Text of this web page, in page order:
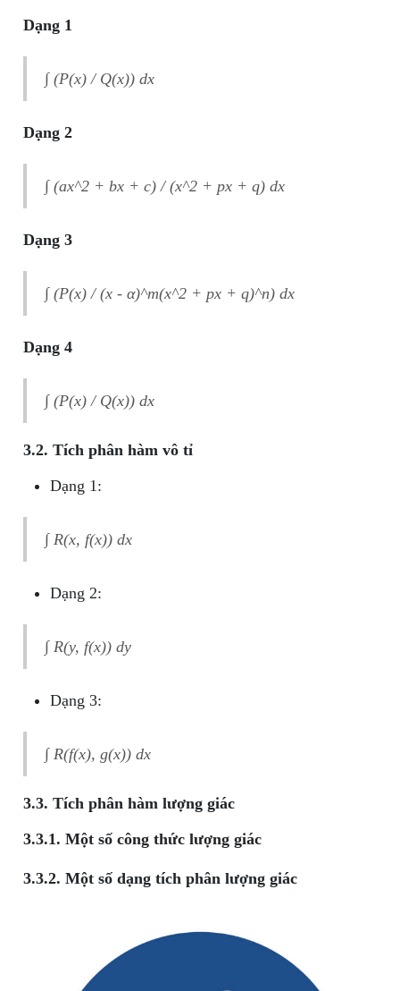
Dạng 1
∫ (P(x) / Q(x)) dx
Dạng 2
∫ (ax^2 + bx + c) / (x^2 + px + q) dx
Dạng 3
∫ (P(x) / (x - α)^m(x^2 + px + q)^n) dx
Dạng 4
∫ (P(x) / Q(x)) dx
3.2. Tích phân hàm vô tỉ
Dạng 1:
∫ R(x, f(x)) dx
Dạng 2:
∫ R(y, f(x)) dy
Dạng 3:
∫ R(f(x), g(x)) dx
3.3. Tích phân hàm lượng giác
3.3.1. Một số công thức lượng giác
3.3.2. Một số dạng tích phân lượng giác